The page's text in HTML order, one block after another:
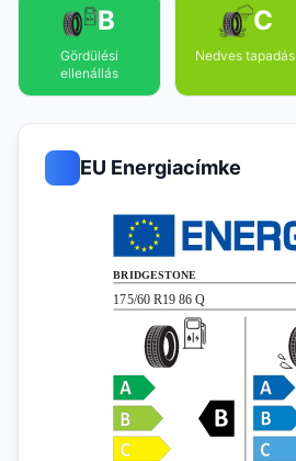
B
Gördülési
ellenállás
C
Nedves tapadás
EU Energiacímke